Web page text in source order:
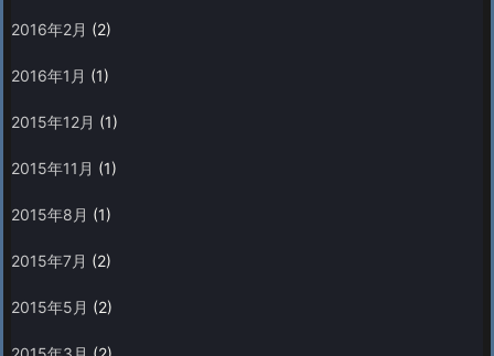
2016年2月 (2)
2016年1月 (1)
2015年12月 (1)
2015年11月 (1)
2015年8月 (1)
2015年7月 (2)
2015年5月 (2)